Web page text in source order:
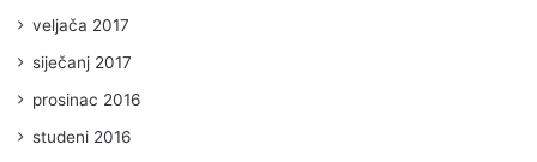
veljača 2017
siječanj 2017
prosinac 2016
studeni 2016